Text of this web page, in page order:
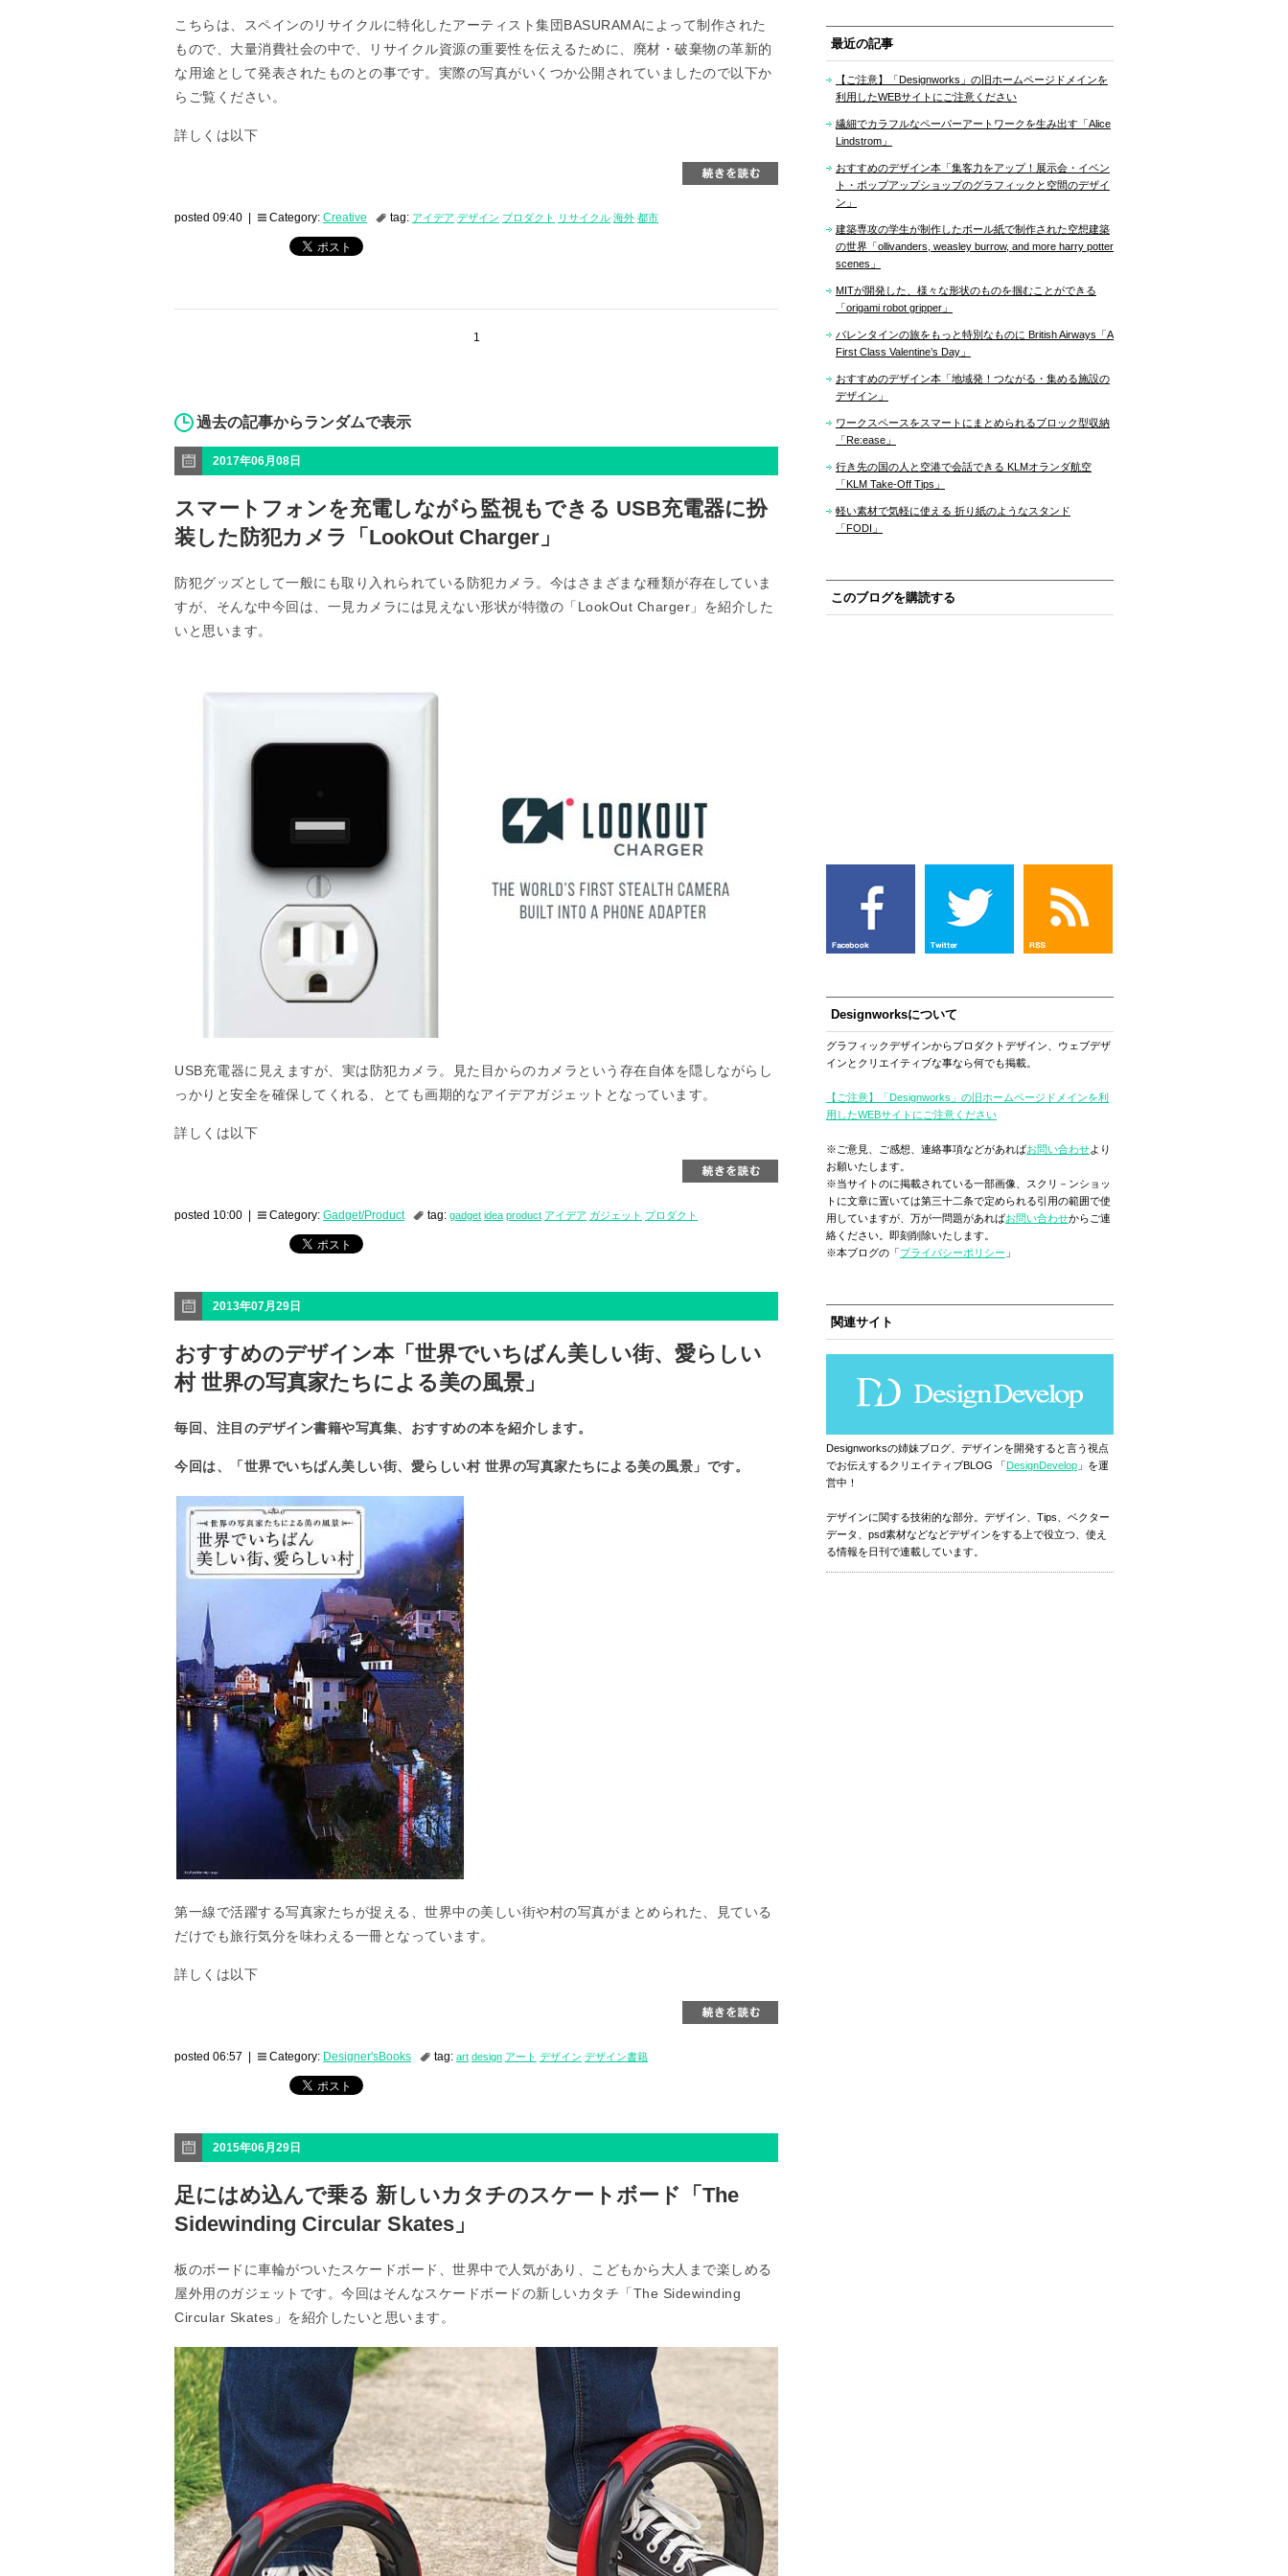
こちらは、スペインのリサイクルに特化したアーティスト集団BASURAMAによって制作された
もので、大量消費社会の中で、リサイクル資源の重要性を伝えるために、廃材・破棄物の革新的
な用途として発表されたものとの事です。実際の写真がいくつか公開されていましたので以下か
らご覧ください。
詳しくは以下
posted 09:40 | Category: Creative tag: アイデア デザイン プロダクト リサイクル 海外 都市
1
過去の記事からランダムで表示
2017年06月08日
スマートフォンを充電しながら監視もできる USB充電器に扮
装した防犯カメラ「LookOut Charger」
防犯グッズとして一般にも取り入れられている防犯カメラ。今はさまざまな種類が存在していま
すが、そんな中今回は、一見カメラには見えない形状が特徴の「LookOut Charger」を紹介した
いと思います。
USB充電器に見えますが、実は防犯カメラ。見た目からのカメラという存在自体を隠しながらし
っかりと安全を確保してくれる、とても画期的なアイデアガジェットとなっています。
詳しくは以下
posted 10:00 | Category: Gadget/Product tag: gadget idea product アイデア ガジェット プロダクト
2013年07月29日
おすすめのデザイン本「世界でいちばん美しい街、愛らしい
村 世界の写真家たちによる美の風景」
毎回、注目のデザイン書籍や写真集、おすすめの本を紹介します。
今回は、「世界でいちばん美しい街、愛らしい村 世界の写真家たちによる美の風景」です。
第一線で活躍する写真家たちが捉える、世界中の美しい街や村の写真がまとめられた、見ている
だけでも旅行気分を味わえる一冊となっています。
詳しくは以下
posted 06:57 | Category: Designer'sBooks tag: art design アート デザイン デザイン書籍
2015年06月29日
足にはめ込んで乗る 新しいカタチのスケートボード「The
Sidewinding Circular Skates」
板のボードに車輪がついたスケードボード、世界中で人気があり、こどもから大人まで楽しめる
屋外用のガジェットです。今回はそんなスケードボードの新しいカタチ「The Sidewinding
Circular Skates」を紹介したいと思います。
最近の記事
【ご注意】「Designworks」の旧ホームページドメインを
利用したWEBサイトにご注意ください
繊細でカラフルなペーパーアートワークを生み出す「Alice
Lindstrom」
おすすめのデザイン本「集客力をアップ！展示会・イベン
ト・ポップアップショップのグラフィックと空間のデザイ
ン」
建築専攻の学生が制作したボール紙で制作された空想建築
の世界「ollivanders, weasley burrow, and more harry potter
scenes」
MITが開発した、様々な形状のものを掴むことができる
「origami robot gripper」
バレンタインの旅をもっと特別なものに British Airways「A
First Class Valentine’s Day」
おすすめのデザイン本「地域発！つながる・集める施設の
デザイン」
ワークスペースをスマートにまとめられるブロック型収納
「Re:ease」
行き先の国の人と空港で会話できる KLMオランダ航空
「KLM Take-Off Tips」
軽い素材で気軽に使える 折り紙のようなスタンド
「FODI」
このブログを購読する
Designworksについて
グラフィックデザインからプロダクトデザイン、ウェブデザ
インとクリエイティブな事なら何でも掲載。
【ご注意】「Designworks」の旧ホームページドメインを利
用したWEBサイトにご注意ください
※ご意見、ご感想、連絡事項などがあればお問い合わせより
お願いたします。
※当サイトのに掲載されている一部画像、スクリ－ンショッ
トに文章に置いては第三十二条で定められる引用の範囲で使
用していますが、万が一問題があればお問い合わせからご連
絡ください。即刻削除いたします。
※本ブログの「プライバシーポリシー 」
関連サイト
Designworksの姉妹ブログ、デザインを開発すると言う視点
でお伝えするクリエイティブBLOG 「DesignDevelop 」を運
営中！
デザインに関する技術的な部分。デザイン、Tips、ベクター
データ、psd素材などなどデザインをする上で役立つ、使え
る情報を日刊で連載しています。